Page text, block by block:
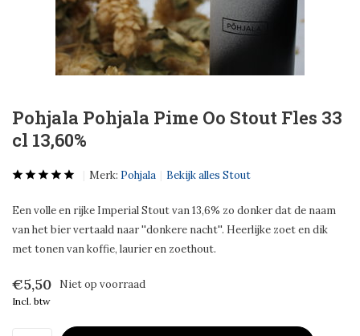
Pohjala Pohjala Pime Oo Stout Fles 33
cl 13,60%
Merk: Pohjala Bekijk alles Stout
Een volle en rijke Imperial Stout van 13,6% zo donker dat de naam
van het bier vertaald naar ''donkere nacht''. Heerlijke zoet en dik
met tonen van koffie, laurier en zoethout.
€5,50 Niet op voorraad
Incl. btw